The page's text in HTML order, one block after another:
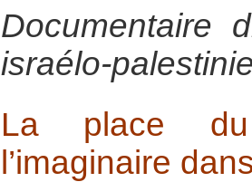
Documentaire
israélo-
La place
l’imaginaire